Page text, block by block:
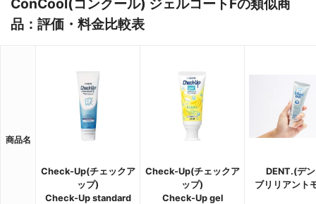
ConCool(コンクール) ジェルコートFの類似商
品：評価・料金比較表
商品名
Check-Up(チェックア
ップ)
Check-Up standard
Check-Up(チェックア
ップ)
Check-Up gel
DENT.(デ
ブリリアント